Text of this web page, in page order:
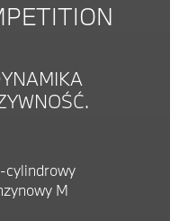
cylindrowy
M